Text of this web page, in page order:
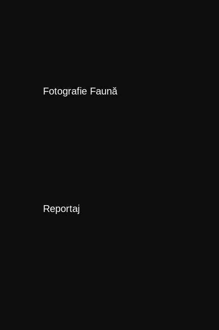
Fotografie Faună
Reportaj